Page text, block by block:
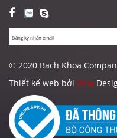
© 2020 Bach Khoa
Thiết kế web bởi Vina